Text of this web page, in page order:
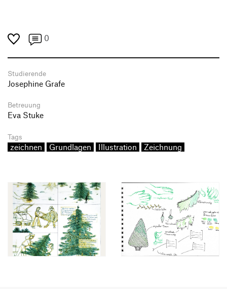
0
Studierende
Josephine Grafe
Betreuung
Eva Stuke
Tags
zeichnen Grundlagen Illustration Zeichnung